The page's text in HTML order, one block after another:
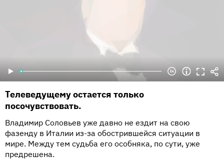
Телеведущему остается только
посочувствовать.
Владимир Соловьев уже давно не ездит на свою
фазенду в Италии из-за обострившейся ситуации в
мире. Между тем судьба его особняка, по сути, уже
предрешена.